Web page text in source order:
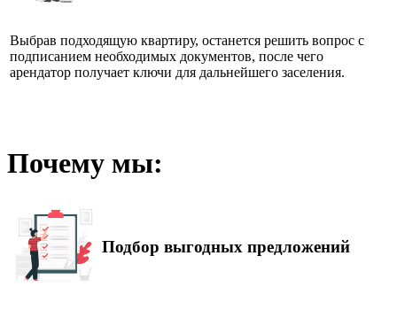
Выбрав подходящую квартиру, останется решить вопрос с
подписанием необходимых документов, после чего
арендатор получает ключи для дальнейшего заселения.
Почему мы:
Подбор выгодных предложений